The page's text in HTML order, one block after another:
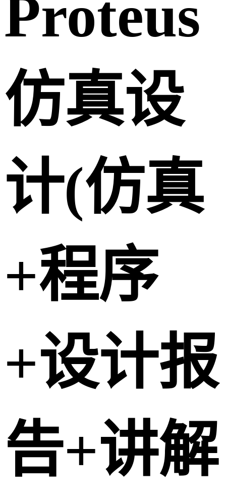
Proteus
仿真设
计(仿真
+程序
+设计报
告+讲解